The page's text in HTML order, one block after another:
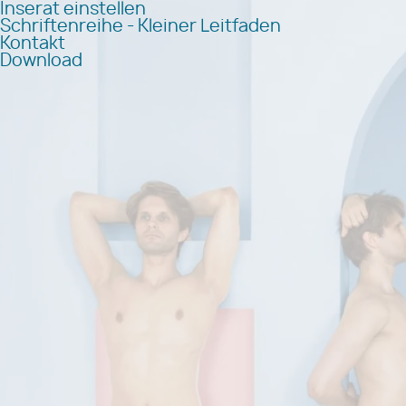
Inserat einstellen
Schriftenreihe - Kleiner Leitfaden
Kontakt
Download